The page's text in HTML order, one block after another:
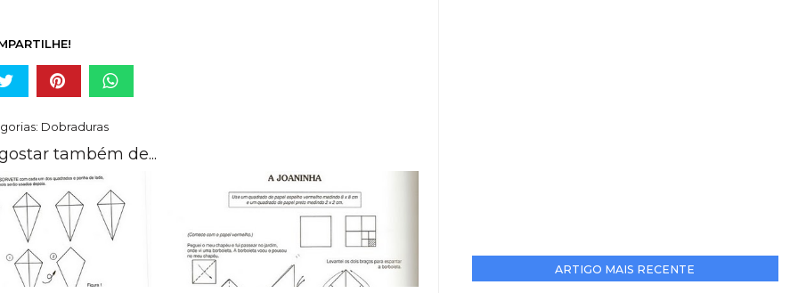
Dobraduras
também de...
ARTIGO MAIS RECENTE